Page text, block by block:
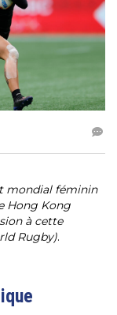
mondial féminin
Hong Kong
à cette
Rugby).